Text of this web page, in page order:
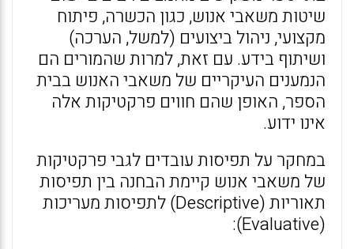
שיטות משאבי אנוש, כגון הכשרה, פיתוח
מקצועי, ניהול ביצועים (למשל, הערכה)
ושיתוף בידע. עם זאת, למרות שהמורים הם
הנמענים העיקריים של משאבי האנוש בבית
הספר, האופן שהם חווים פרקטיקות אלה
אינו ידוע.
במחקר על תפיסות עובדים לגבי פרקטיקות
של משאבי אנוש קיימת הבחנה בין תפיסות
תאוריות (Descriptive) לתפיסות מעריכות
(Evaluative):